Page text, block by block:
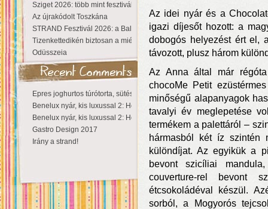
Sziget 2026: több mint fesztivál, egy városnyi élmény
Az újrakódolt Toszkána
STRAND Fesztivál 2026: a Balaton partján a nyár még tart!
Tizenkettedikén biztosan a miénk a Sziget!
Odüsszeia
Epres joghurtos túrótorta, sütés nélkül
Benelux nyár, kis luxussal 2: Hollandia
Benelux nyár, kis luxussal 2: Hollandia
Gastro Design 2017
Irány a strand!
Az idei nyár és a
igazi díjesőt hozott: a
dobogós helyezést ért el,
távozott, plusz három
Az Anna által már
chocoMe Petit
minőségű alapanyagok
tavalyi év meglepetése
termékem a palettáról –
hármasból két íz szintén
különdíjat. Az egyikük a
bevont szicíliai
couverture-rel bevont
étcsokoládéval készül.
sorból, a Mogyorós